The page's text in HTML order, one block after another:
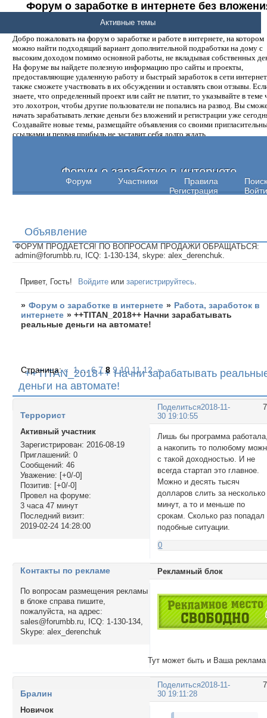
Форум о заработке в интернете без
денег.
Добро пожаловать на форум о заработке и работе в интернете, на котором
можно найти подходящий вариант дополнительной подработки на дому с
высоким доходом помимо основной работы, не вкладывая собственных
На форуме вы найдете полезную информацию про сайты и проекты,
предоставляющие удаленную работу и быстрый заработок в сети
также сможете участвовать в их обсуждении и оставлять свои отзывы.
знаете, что определенный проект или сайт не платит, то указывайте в теме
это лохотрон, чтобы другие пользователи не попались на развод. Вы
начать зарабатывать легкие деньги без вложений и регистрации уже
Создавайте новые темы, размещайте объявления со своими
ссылками и первая прибыль не заставит себя долго ждать.
Форум о заработке в интернете
Форум Участники Правила
Поиск
Регистрация
Войти
Активные темы
Объявление
ФОРУМ ПРОДАЕТСЯ! ПО ВОПРОСАМ ПРОДАЖИ ОБРАЩАТЬСЯ:
admin@forumbb.ru, ICQ: 1-130-134, skype: alex_derenchuk.
Привет, Гость! Войдите илизарегистрируйтесь
» Форум о заработке в интернете » Работа, заработок в
интернете »++TITAN_2018++ Начни зарабатывать
реальные деньги на автомате!
++TITAN_2018++ Начни зарабатывать
деньги на автомате!
Страница:« 1 … 6 7 8 9 10 11 12 »
Поделиться2018-11-
30 19:10:55
Террорист
Активный участник
Зарегистрирован: 2016-08-19
Приглашений: 0
Сообщений: 46
Уважение: [+0/-0]
Позитив: [+0/-0]
Провел на форуме:
3 часа 47 минут
Последний визит:
2019-02-24 14:28:00
Лишь бы программа
а накопить то полюбому
с такой доходностью. И не
всегда стартап это главное.
Можно и десять тысяч
долларов слить за несколько
минут, а то и меньше по
срокам. Сколько раз попадал
подобные ситуации.
0
Рекламный блок
Контакты по рекламе
По вопросам размещения рекламы
в блоке справа пишите,
пожалуйста, на адрес:
sales@forumbb.ru, ICQ: 1-130-134,
Skype: alex_derenchuk
Тут может быть и Ваша реклама
Поделиться2018-11-
30 19:11:28
Бралин
Новичок